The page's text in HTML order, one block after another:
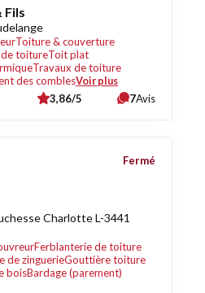
Fils
Toiture & couverture
toitureToit plat
Travaux de toiture
des comblesVoir plus
3,86/5 7Avis
Charlotte L-3441
Ferblanterie de toiture
de zinguerieGouttière toiture
boisBardage (parement)
Fermé